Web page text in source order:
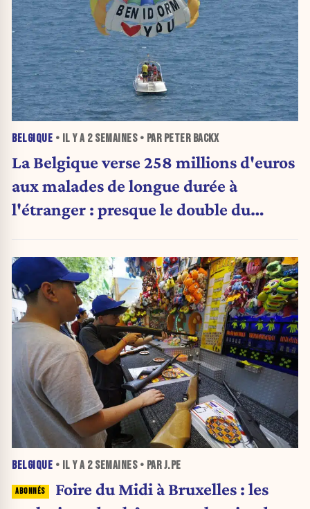
BELGIQUE • IL Y A 2 SEMAINES• PAR PETER BACKX
La Belgique verse 258 millions d'euros
aux malades de longue durée à
l'étranger : presque le double du
BELGIQUE • IL Y A 2 SEMAINES• PAR J.PE
Foire du Midi à Bruxelles : les